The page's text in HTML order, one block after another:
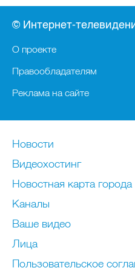
© Интернет-
О проекте
Правообладателям
Реклама на сайте
Новости
Видеохостинг
Новостная карта города
Каналы
Ваше видео
Лица
Пользовательское